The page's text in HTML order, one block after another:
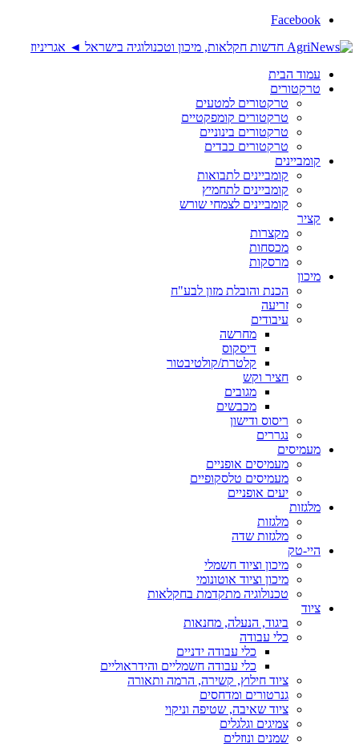
Facebook
עמוד הבית
טרקטורים
טרקטורים למטעים
טרקטורים קומפקטיים
טרקטורים בינוניים
טרקטורים כבדים
קומביינים
קומביינים לתבואות
קומביינים לתחמיץ
קומביינים לצמחי שורש
קציר
מקצרות
מכסחות
מרסקות
מיכון
הכנת והובלת מזון לבע"ח
זריעה
עיבודים
מחרשה
דיסקוס
קלטרת/קולטיבטור
חציר וקש
מגובים
מכבשים
ריסוס ודישון
נגררים
מעמיסים
מעמיסים אופניים
מעמיסים טלסקופיים
יעים אופניים
מלגזות
מלגזות
מלגזות שדה
היי-טק
מיכון וציוד חשמלי
מיכון וציוד אוטונומי
טכנולוגיה מתקדמת בחקלאות
ציוד
ביגוד, הנעלה, מחנאות
כלי עבודה
כלי עבודה ידניים
כלי עבודה חשמליים והידראוליים
ציוד חילוץ, קשירה, הרמה ותאורה
גנרטורים ומדחסים
ציוד שאיבה, שטיפה וניקוי
צמיגים וגלגלים
שמנים ונוזלים